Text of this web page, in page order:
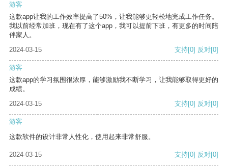
游客
这款app让我的工作效率提高了50%，让我能够更轻松地完成工作任务。
我以前经常加班，现在有了这个app，我可以提前下班，有更多的时间陪
伴家人。
2024-03-15
支持[0] 反对[0]
游客
这款app的学习氛围很浓厚，能够激励我不断学习，让我能够取得更好的
成绩。
2024-03-15
支持[0] 反对[0]
游客
这款软件的设计非常人性化，使用起来非常舒服。
2024-03-15 支持[0] 反对[0]